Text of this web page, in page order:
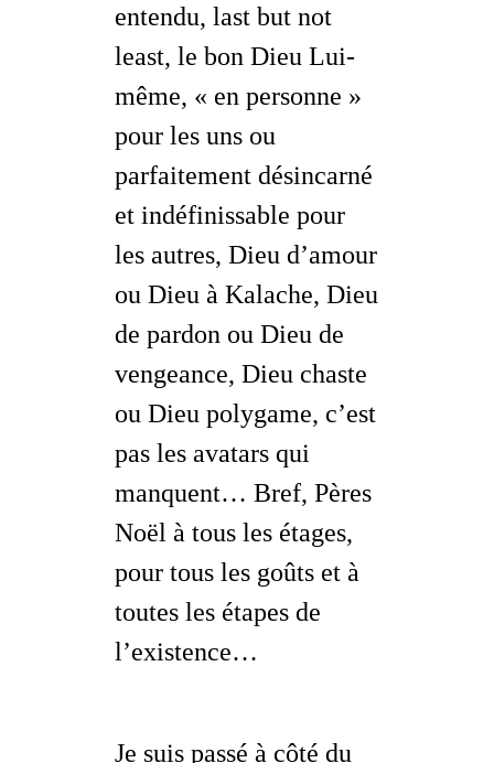
entendu, last but not
least, le bon Dieu Lui-
même, « en personne »
pour les uns ou
parfaitement désincarné
et indéfinissable pour
les autres, Dieu d’amour
ou Dieu à Kalache, Dieu
de pardon ou Dieu de
vengeance, Dieu chaste
ou Dieu polygame, c’est
pas les avatars qui
manquent… Bref, Pères
Noël à tous les étages,
pour tous les goûts et à
toutes les étapes de
l’existence…
Je suis passé à côté du